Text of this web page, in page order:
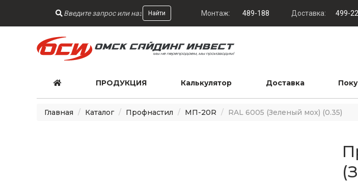
Найти Монтаж: 489-188 Доставка: 499-
ПРОДУКЦИЯ Калькулятор Доставка
Главная Каталог Профнастил МП-20R RAL 6005 (Зеленый мох) (0.35)